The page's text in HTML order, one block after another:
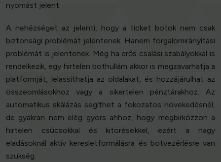
nyomást jelent.
A nehézséget az jelenti, hogy a ticket botok nem csak
biztonsági problémát jelentenek. Hanem forgalomirányítási
problémát is jelentenek. Még ha erős csalási szabályokkal is
rendelkezik, egy hirtelen bothullám akkor is megzavarhatja a
platformját, lelassíthatja az oldalakat, és hozzájárulhat az
összeomlásokhoz vagy a sikertelen pénztárakhoz. Az
automatikus skálázás segíthet a fokozatos növekedésnél,
de gyakran nem elég gyors ahhoz, hogy megbirkózzon a
hirtelen csúcsokkal és kitörésekkel, ezért a nagy
eladásoknál aktív keresletformálásra és botvezérlésre van
szükség.